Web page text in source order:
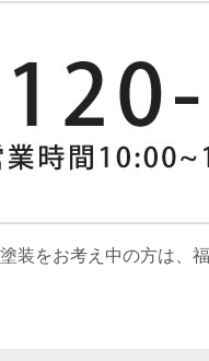
塗装をお考え中の方